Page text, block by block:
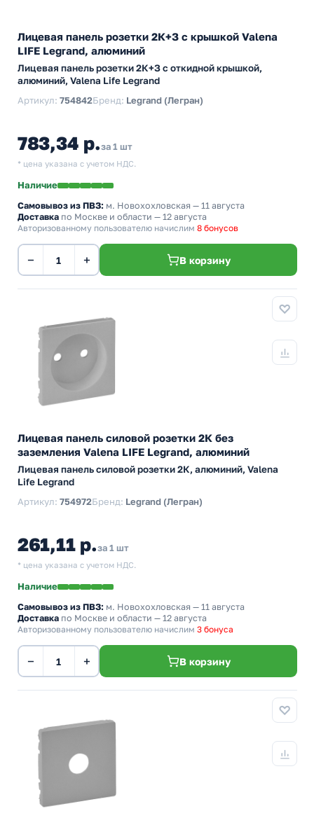
Лицевая панель розетки 2К+З c крышкой Valena
LIFE Legrand, алюминий
Лицевая панель розетки 2К+З с откидной крышкой,
алюминий, Valena Life Legrand
Артикул: 754842Бренд: Legrand (Легран)
783,34 р.за 1 шт
* цена указана с учетом НДС.
Наличие
Самовывоз из ПВЗ: м. Новохохловская — 11 августа
Доставка по Москве и области — 12 августа
Авторизованному пользователю начислим 8 бонусов
− + В корзину
Лицевая панель силовой розетки 2К без
заземления Valena LIFE Legrand, алюминий
Лицевая панель силовой розетки 2К, алюминий, Valena
Life Legrand
Артикул: 754972Бренд: Legrand (Легран)
261,11 р.за 1 шт
* цена указана с учетом НДС.
Наличие
Самовывоз из ПВЗ: м. Новохохловская — 11 августа
Доставка по Москве и области — 12 августа
Авторизованному пользователю начислим 3 бонуса
− + В корзину